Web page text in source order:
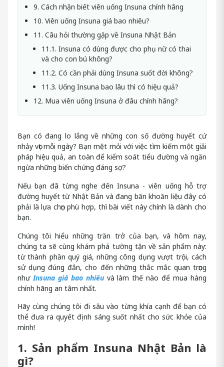
9. Cách nhận biết viên uống Insuna chính hãng
10. Viên uống Insuna giá bao nhiêu?
11. Câu hỏi thường gặp về Insuna Nhật Bản
11.1. Insuna có dùng được cho phụ nữ có thai
và cho con bú không?
11.2. Có cần phải dùng Insuna suốt đời không?
11.3. Uống Insuna bao lâu thì có hiệu quả?
12. Mua viên uống Insuna ở đâu chính hãng?
Bạn có đang lo lắng về những con số đường huyết cứ
nhảy vọt mỗi ngày? Bạn mệt mỏi với việc tìm kiếm một giải
pháp hiệu quả, an toàn để kiểm soát tiểu đường và ngăn
ngừa những biến chứng đáng sợ?
Nếu bạn đã từng nghe đến Insuna - viên uống hỗ trợ
đường huyết từ Nhật Bản và đang băn khoăn liệu đây có
phải là lựa chọn phù hợp, thì bài viết này chính là dành cho
bạn.
Chúng tôi hiểu những trăn trở của bạn, và hôm nay,
chúng ta sẽ cùng khám phá tường tận về sản phẩm này:
từ thành phần quý giá, những công dụng vượt trội, cách
sử dụng đúng đắn, cho đến những thắc mắc quan trọng
như Insuna giá bao nhiêuvà làm thế nào để mua hàng
chính hãng an tâm nhất.
Hãy cùng chúng tôi đi sâu vào từng khía cạnh để bạn có
thể đưa ra quyết định sáng suốt nhất cho sức khỏe của
mình!
1. Sản phẩm Insuna Nhật Bản là
gì?